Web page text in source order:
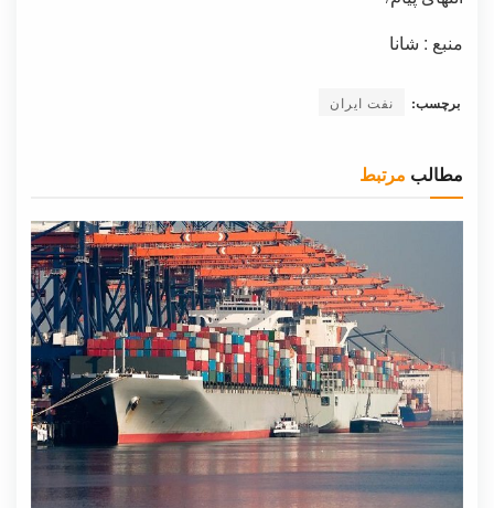
منبع : شانا
برچسب: نفت ایران
مطالب مرتبط